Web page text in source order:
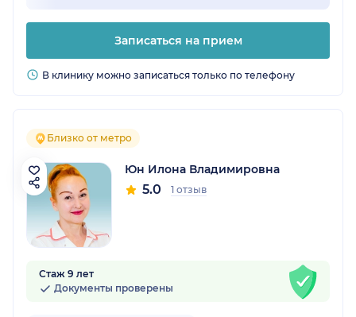
Записаться на прием
В клинику можно записаться только по телефону
Близко от метро
Юн Илона Владимировна
5.0 1 отзыв
Стаж 9 лет
Документы проверены